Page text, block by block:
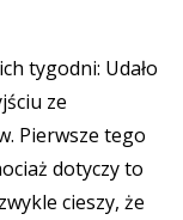
tygodni: Udało
ze
Pierwsze tego
dotyczy to
cieszy, że